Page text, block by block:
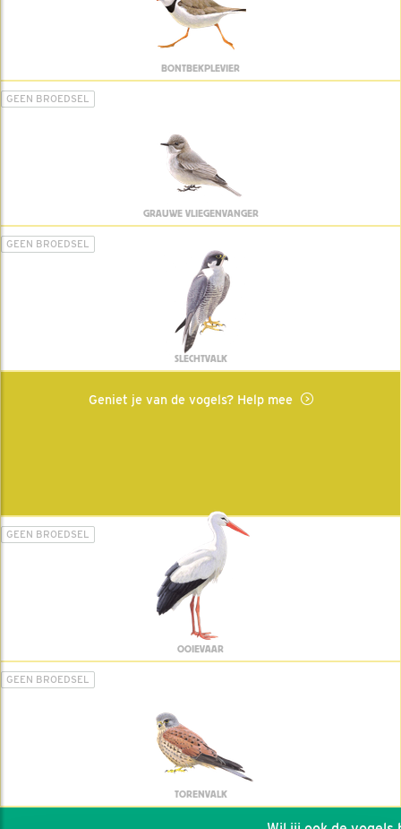
BONTBEKPLEVIER
GEEN BROEDSEL
GRAUWE VLIEGENVANGER
GEEN BROEDSEL
SLECHTVALK
Geniet je van de vogels? Help mee
GEEN BROEDSEL
OOIEVAAR
GEEN BROEDSEL
TORENVALK